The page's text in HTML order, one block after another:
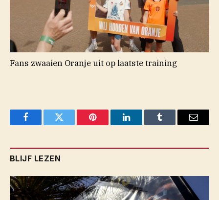
Fans zwaaien Oranje uit op laatste training
FacebookTwitter Pinterest LinkedInTumblr Email
BLIJF LEZEN